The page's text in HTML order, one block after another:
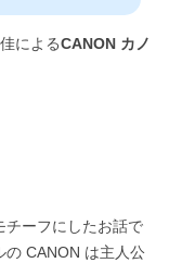
によるCANON カノ
チーフにしたお話で
の CANON は主人公